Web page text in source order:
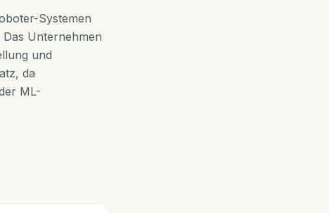
Systemen
Unternehmen
und
da
ML-